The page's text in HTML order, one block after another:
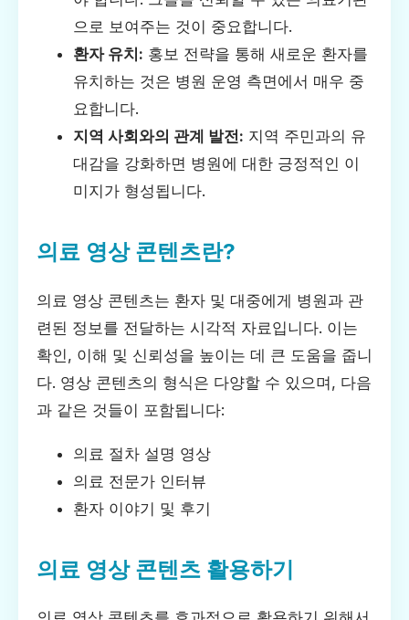
으로 보여주는 것이 중요합니다.
환자 유치: 홍보 전략을 통해 새로운 환자를
유치하는 것은 병원 운영 측면에서 매우 중
요합니다.
지역 사회와의 관계 발전: 지역 주민과의 유
대감을 강화하면 병원에 대한 긍정적인 이
미지가 형성됩니다.
의료 영상 콘텐츠란?
의료 영상 콘텐츠는 환자 및 대중에게 병원과 관
련된 정보를 전달하는 시각적 자료입니다. 이는
확인, 이해 및 신뢰성을 높이는 데 큰 도움을 줍니
다. 영상 콘텐츠의 형식은 다양할 수 있으며, 다음
과 같은 것들이 포함됩니다:
의료 절차 설명 영상
의료 전문가 인터뷰
환자 이야기 및 후기
의료 영상 콘텐츠 활용하기